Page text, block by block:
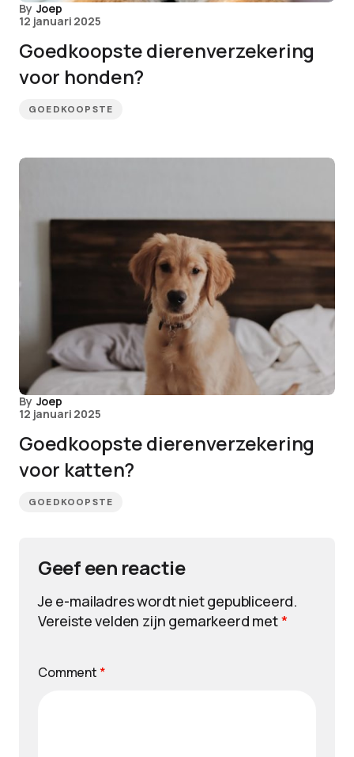
By Joep
12 januari 2025
Goedkoopste dierenverzekering
voor honden?
GOEDKOOPSTE
By Joep
12 januari 2025
Goedkoopste dierenverzekering
voor katten?
GOEDKOOPSTE
Geef een reactie
Je e-mailadres wordt niet gepubliceerd.
Vereiste velden zijn gemarkeerd met*
Comment *